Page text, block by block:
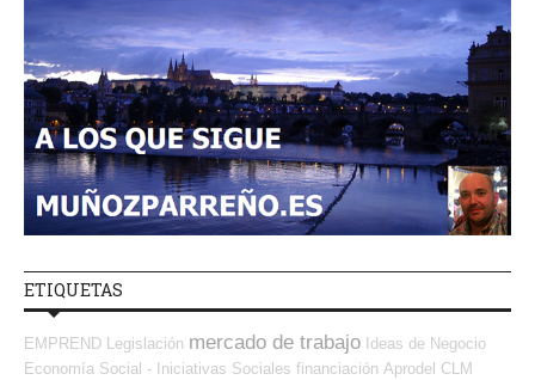
ETIQUETAS
EMPREND Legislación mercado de trabajo Ideas de Negocio
Economía Social - Iniciativas Sociales financiación Aprodel CLM